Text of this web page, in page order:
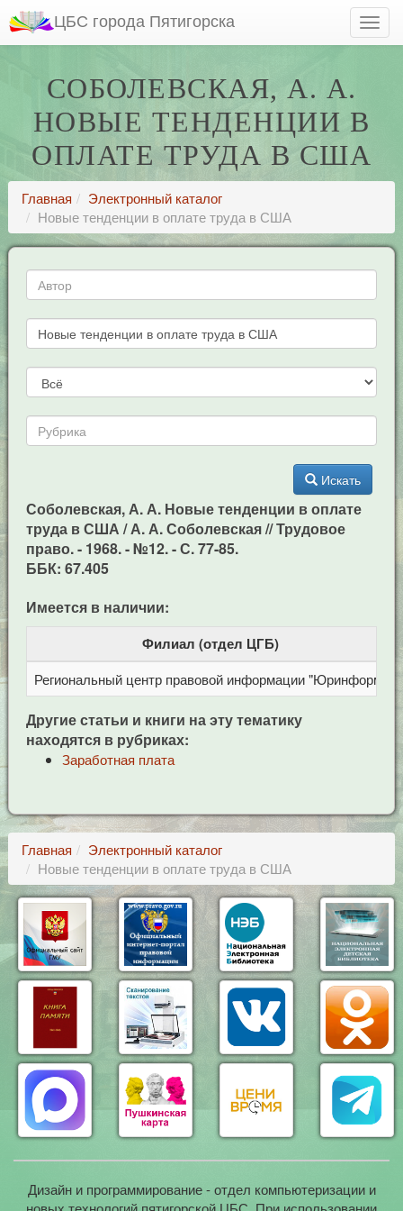
ЦБС города Пятигорска
СОБОЛЕВСКАЯ, А. А.
НОВЫЕ ТЕНДЕНЦИИ В
ОПЛАТЕ ТРУДА В США
Главная
Электронный каталог
Новые тенденции в оплате труда в США
Искать
Соболевская, А. А. Новые тенденции в оплате
труда в США / А. А. Соболевская // Трудовое
право. - 1968. - №12. - С. 77-85.
ББК: 67.405
Имеется в наличии:
Филиал (отдел ЦГБ)
Региональный центр правовой информации "Юринформ"
Другие статьи и книги на эту тематику
находятся в рубриках:
Заработная плата
Главная
Электронный каталог
Новые тенденции в оплате труда в США
Дизайн и программирование - отдел компьютеризации и